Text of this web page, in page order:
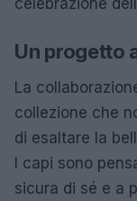
Un progetto
La
collezione che
di esaltare la
I capi sono
sicura di sé e a